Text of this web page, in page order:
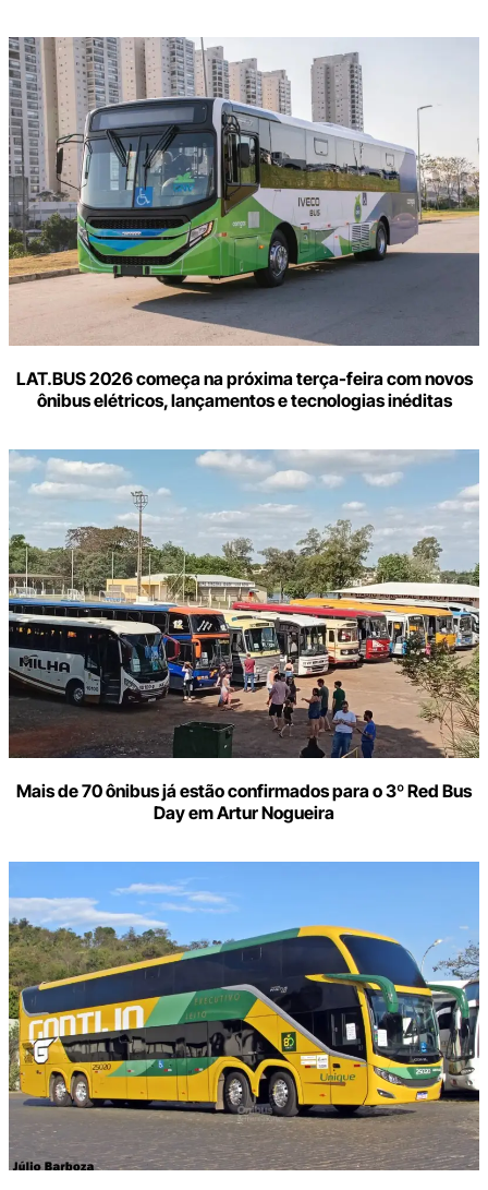
LAT.BUS 2026 começa na próxima terça-feira com novos
ônibus elétricos, lançamentos e tecnologias inéditas
Mais de 70 ônibus já estão confirmados para o 3º Red Bus
Day em Artur Nogueira